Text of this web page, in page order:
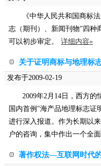
《中华人民共和国商标
志（期刊）、新闻刊物”四种
可以初步审定。
详细内容»
关于证明商标与地理标
发布于2009-02-19
2009年2月14日，西方
国内首例"海产品地理标志证
进行深入报道。作为长期以
户的咨询，集中作出一个全
著作权法—互联网时代